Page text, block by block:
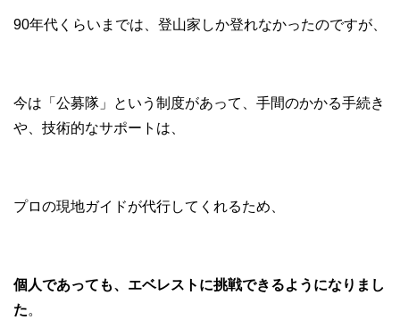
90年代くらいまでは、登山家しか登れなかったのですが、
今は「公募隊」という制度があって、手間のかかる手続き
や、技術的なサポートは、
プロの現地ガイドが代行してくれるため、
個人であっても、エベレストに挑戦できるようになりまし
た。